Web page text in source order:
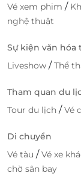
Vé xem phim /
nghệ thuật
Sự kiện văn hóa
Liveshow /Thể
Tham quan du
Tour du lịch /Vé
Di chuyển
Vé tàu /Vé xe
chờ sân bay